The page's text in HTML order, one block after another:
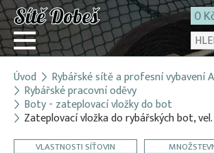
0
Přihlásit
Registrace
Úvod Rybářské sítě a profesní vybavení
Rybářské pracovní oděvy
Boty - zateplovací vložky do bot
Zateplovací vložka do rybářských bot,
VLASTNOSTI SÍŤOVIN